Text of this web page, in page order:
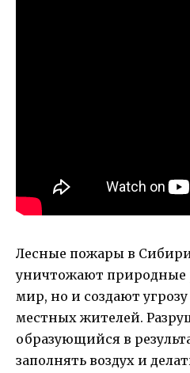
Лесные пожары в
уничтожают
мир, но и создают угрозу
местных жителей.
образующийся в
заполнять воздух и